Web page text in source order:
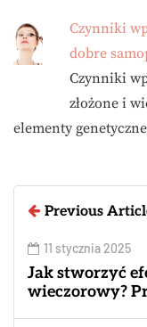
Czynniki
dobre
Czynniki
złożone i
elementy
Previous
11 stycznia 2025
Jak stworzyć
wieczorowy?